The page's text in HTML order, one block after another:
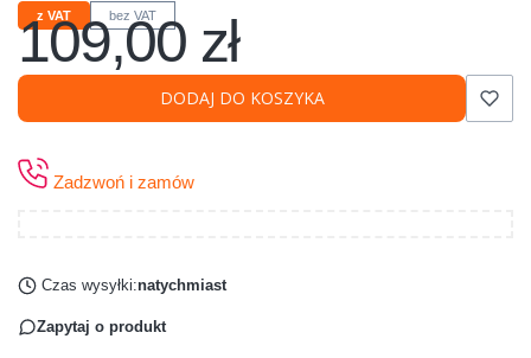
z VAT bez VAT
Cena
109,00 zł
DODAJ DO KOSZYKA
Zadzwoń i zamów
Czas wysyłki:natychmiast
Zapytaj o produkt